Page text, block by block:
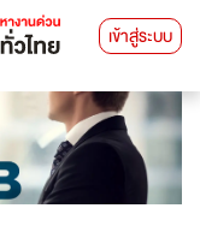
เข้าสู่ระบบ